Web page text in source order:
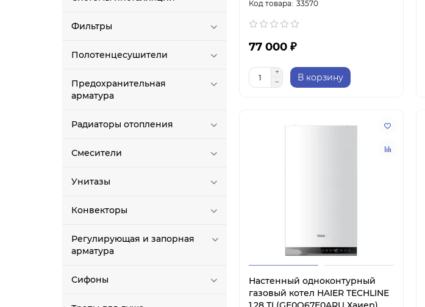
Фильтры
Полотенцесушители
Предохранительная
арматура
Радиаторы отопления
Смесители
Унитазы
Конвекторы
Регулирующая и запорная
арматура
Сифоны
33570
77 000 ₽
В корзину
Настенный одноконтурный
газовый котел HAIER TECHLINE